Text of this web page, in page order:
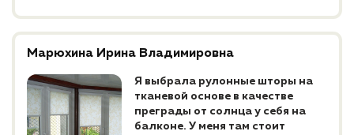
Марюхина Ирина Владимировна
Я выбрала рулонные шторы на
тканевой основе в качестве
преграды от солнца у себя на
балконе. У меня там стоит